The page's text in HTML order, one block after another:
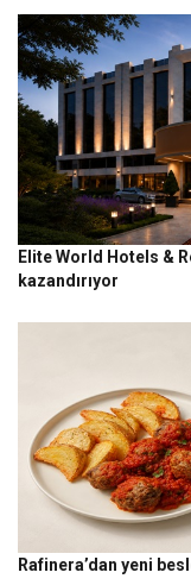
Elite World Hotels &
kazandırıyor
Rafinera’dan yeni